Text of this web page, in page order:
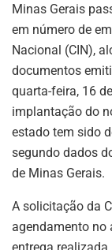
Minas Gerais
em número de
Nacional (CIN),
documentos
quarta-feira, 16
implantação do
estado tem sido
segundo dados
de Minas Gerais.
A solicitação da
agendamento no